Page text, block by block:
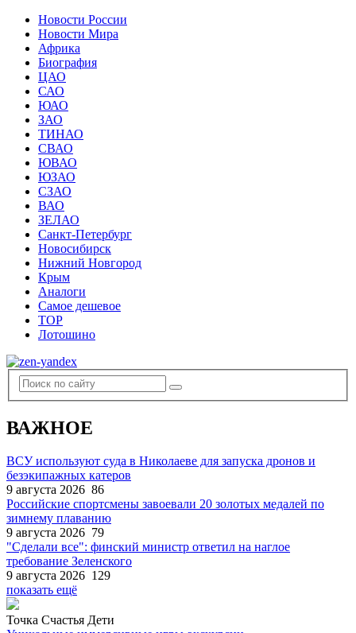
Новости России
Новости Мира
Африка
Биография
ЦАО
САО
ЮАО
ЗАО
ТИНАО
СВАО
ЮВАО
ЮЗАО
СЗАО
ВАО
ЗЕЛАО
Санкт-Петербург
Новосибирск
Нижний Новгород
Крым
Аналоги
Самое дешевое
TOP
Лотошино
ВАЖНОЕ
ВСУ используют суда в Николаеве для запуска дронов и
безэкипажных катеров
9 августа 2026 86
Российские спортсмены завоевали 20 золотых медалей по
зимнему плаванию
9 августа 2026 79
"Сделали все": финский министр ответил на наглое
требование Зеленского
9 августа 2026 129
показать ещё
Точка Счастья Дети